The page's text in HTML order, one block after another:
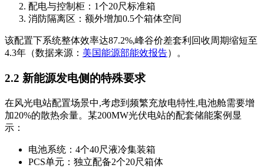
配电与控制柜：1个20尺标准箱
消防隔离区：额外增加0.5个箱体空间
该配置下系统整体效率达87.2%,峰谷价差套利回收周期缩短至
4.3年（数据来源： 美国能源部能效报告）。
2.2 新能源发电侧的特殊要求
在风光电站配置场景中,考虑到频繁充放电特性,电池舱需要增
加20%的散热余量。某200MW光伏电站的配套储能案例显
示：
电池系统：4个40尺液冷集装箱
PCS单元：独立配备2个20尺箱体